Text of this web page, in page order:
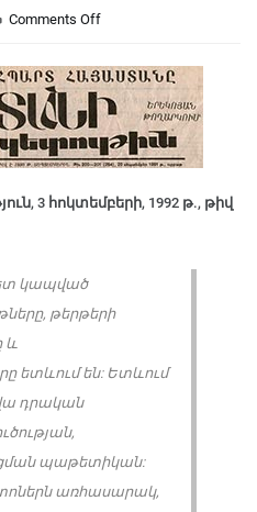
Comments Off
3 հոկտեմբերի, 1992 թ., թիվ
կապված
թերթերի
և
ետևում են: Ետևում
դրական
պաթետիկան:
առհասարակ,